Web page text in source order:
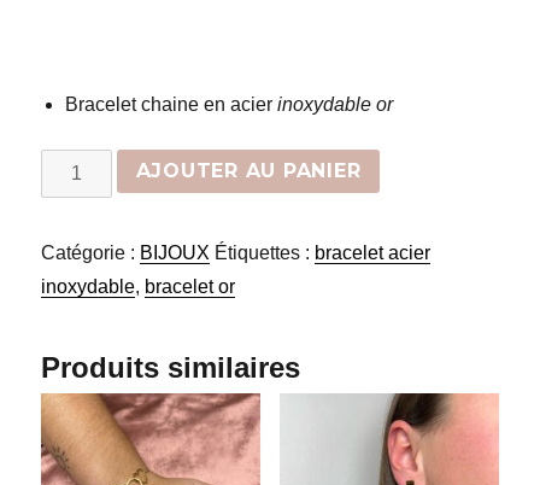
Bracelet chaine en acier inoxydable or
quantité
de
chaine
Strass
AJOUTER AU PANIER
Catégorie : BIJOUX Étiquettes : bracelet acier
inoxydable, bracelet or
Produits similaires